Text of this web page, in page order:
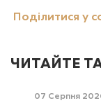
Поділитися у
ЧИТАЙТЕ
07 Серпня